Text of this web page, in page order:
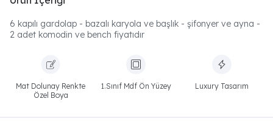
6 kapılı gardolap - bazalı karyola ve başlık - şifonyer ve ayna -
2 adet komodin ve bench fiyatıdır
Mat Dolunay Renkte
Özel Boya
1.Sınıf Mdf Ön Yüzey Luxury Tasarım